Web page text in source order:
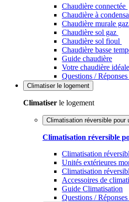
Chaudière connectée
Chaudière à
Chaudière murale gaz
Chaudière sol gaz
Chaudière sol fioul
Chaudière basse
Guide chaudière
Votre chaudière
Questions /
Climatiser le logement
Climatiser le logement
Climatisation réversible pour
Climatisation réversible
Climatisation
Unités extérieures
Climatisation
Accessoires de
Guide Climatisation
Questions /